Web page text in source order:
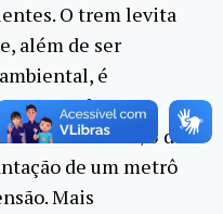
O trem levita
além de ser
é
o custo de
de cerca de 1/3 do
de um metrô
Mais